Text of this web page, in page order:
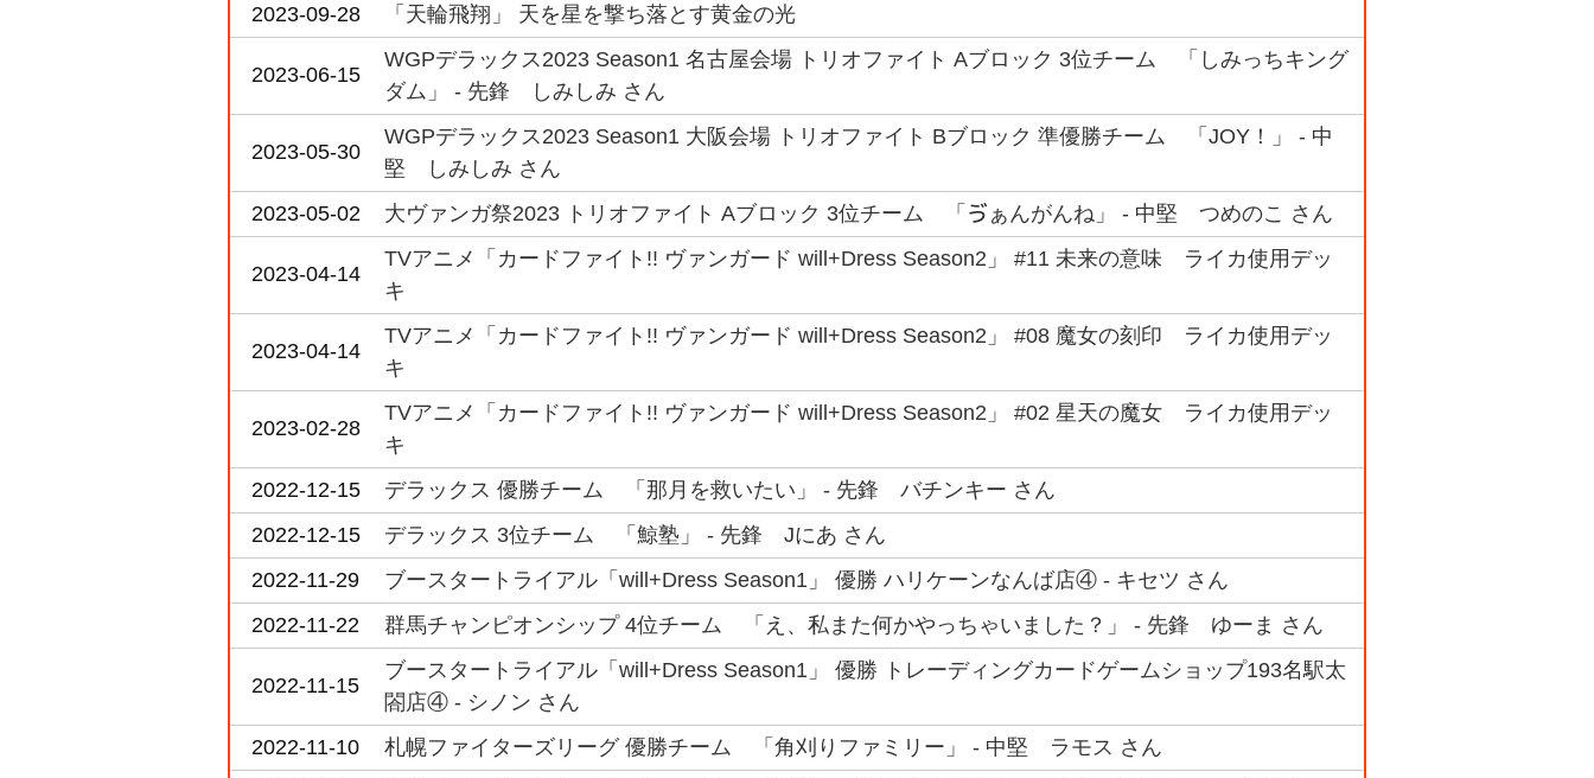
2023-09-28
「天輪飛翔」 天を星を撃ち落とす黄金の光
2023-06-15
WGPデラックス2023 Season1 名古屋会場 トリオファイト Aブロック 3位チーム 「しみっちキング
ダム」 - 先鋒 しみしみ さん
2023-05-30
WGPデラックス2023 Season1 大阪会場 トリオファイト Bブロック 準優勝チーム 「JOY！」 - 中
堅 しみしみ さん
2023-05-02
大ヴァンガ祭2023 トリオファイト Aブロック 3位チーム 「ゔぁんがんね」 - 中堅 つめのこ さん
2023-04-14
TVアニメ「カードファイト!! ヴァンガード will+Dress Season2」 #11 未来の意味 ライカ使用デッ
キ
2023-04-14
TVアニメ「カードファイト!! ヴァンガード will+Dress Season2」 #08 魔女の刻印 ライカ使用デッ
キ
2023-02-28
TVアニメ「カードファイト!! ヴァンガード will+Dress Season2」 #02 星天の魔女 ライカ使用デッ
キ
2022-12-15
デラックス 優勝チーム 「那月を救いたい」 - 先鋒 バチンキー さん
2022-12-15
デラックス 3位チーム 「鯨塾」 - 先鋒 Jにあ さん
2022-11-29
ブースタートライアル「will+Dress Season1」 優勝 ハリケーンなんば店④ - キセツ さん
2022-11-22
群馬チャンピオンシップ 4位チーム 「え、私また何かやっちゃいました？」 - 先鋒 ゆーま さん
2022-11-15
ブースタートライアル「will+Dress Season1」 優勝 トレーディングカードゲームショップ193名駅太
閤店④ - シノン さん
2022-11-10
札幌ファイターズリーグ 優勝チーム 「角刈りファミリー」 - 中堅 ラモス さん